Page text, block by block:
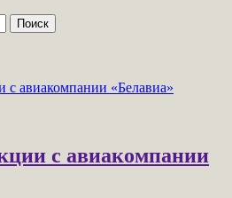
авиакомпании «Белавиа»
с авиакомпании